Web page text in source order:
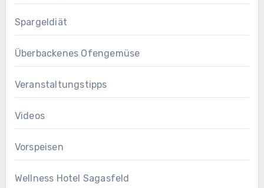
Spargeldiät
Überbackenes Ofengemüse
Veranstaltungstipps
Videos
Vorspeisen
Wellness Hotel Sagasfeld